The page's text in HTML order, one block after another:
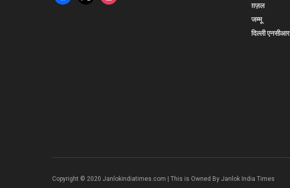
ग़ज़ल
जम्मू
दिल्ली एनसीआर
Copyright © 2020 Janlokindiatimes.com | This is Owned By Janlok India Times